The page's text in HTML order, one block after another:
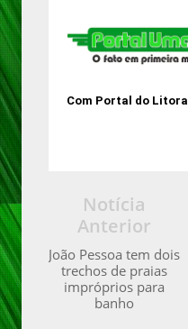
Com Portal do Litoral
Notícia
Anterior
João Pessoa tem dois
trechos de praias
impróprios para
banho